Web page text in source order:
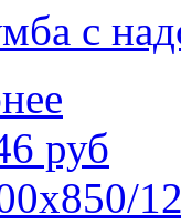
с
руб